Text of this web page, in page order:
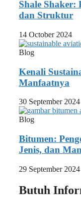
Shale Shaker:
dan Struktur
14 October 2024
Blog
Kenali
Manfaatnya
30 September 2024
Blog
Bitumen:
Jenis, dan
29 September 2024
Butuh